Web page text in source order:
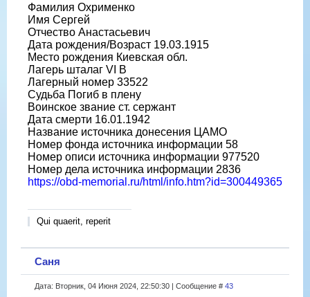
Фамилия Охрименко
Имя Сергей
Отчество Анастасьевич
Дата рождения/Возраст 19.03.1915
Место рождения Киевская обл.
Лагерь шталаг VI B
Лагерный номер 33522
Судьба Погиб в плену
Воинское звание ст. сержант
Дата смерти 16.01.1942
Название источника донесения ЦАМО
Номер фонда источника информации 58
Номер описи источника информации 977520
Номер дела источника информации 2836
https://obd-memorial.ru/html/info.htm?id=300449365
Qui quaerit, reperit
Саня
Дата: Вторник, 04 Июня 2024, 22:50:30 | Сообщение # 43